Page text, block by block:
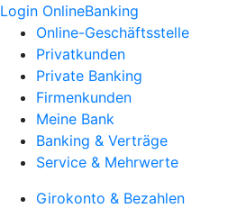
Login OnlineBanking
Online-Geschäftsstelle
Privatkunden
Private Banking
Firmenkunden
Meine Bank
Banking & Verträge
Service & Mehrwerte
Girokonto & Bezahlen